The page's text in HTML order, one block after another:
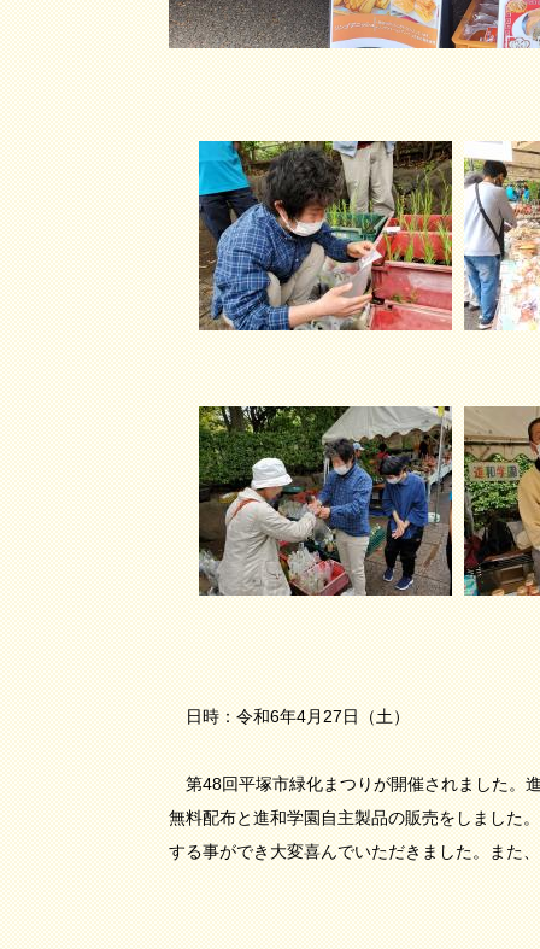
日時：令和6年4月27日（土）
第48回平塚市緑化まつりが開催されました。
無料配布と進和学園自主製品の販売をしました
する事ができ大変喜んでいただきました。また